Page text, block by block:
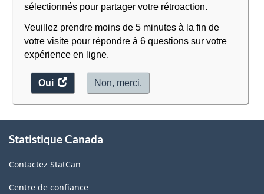
sélectionnés pour partager votre rétroaction.
Veuillez prendre moins de 5 minutes à la fin de
votre visite pour répondre à 6 questions sur votre
expérience en ligne.
Oui
accéder
au
Non, merci.
propos
ce
site
Statistique Canada
Contactez StatCan
Centre de confiance